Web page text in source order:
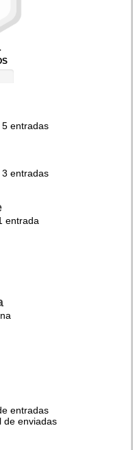
entradas
entradas
entrada
entradas
de enviadas